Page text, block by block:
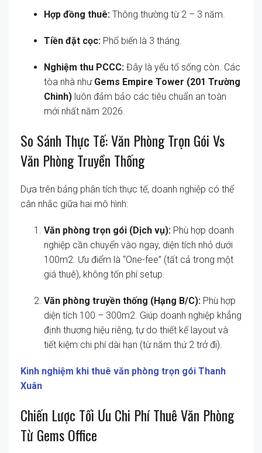
Hợp đồng thuê: Thông thường từ 2 – 3 năm.
Tiền đặt cọc: Phổ biến là 3 tháng.
Nghiệm thu PCCC: Đây là yếu tố sống còn. Các
tòa nhà như Gems Empire Tower (201 Trường
Chinh) luôn đảm bảo các tiêu chuẩn an toàn
mới nhất năm 2026.
So Sánh Thực Tế: Văn Phòng Trọn Gói Vs
Văn Phòng Truyền Thống
Dựa trên bảng phân tích thực tế, doanh nghiệp có thể
cân nhắc giữa hai mô hình:
Văn phòng trọn gói (Dịch vụ): Phù hợp doanh
nghiệp cần chuyển vào ngay, diện tích nhỏ dưới
100m2. Ưu điểm là “One-fee” (tất cả trong một
giá thuê), không tốn phí setup.
Văn phòng truyền thống (Hạng B/C): Phù hợp
diện tích 100 – 300m2. Giúp doanh nghiệp khẳng
định thương hiệu riêng, tự do thiết kế layout và
tiết kiệm chi phí dài hạn (từ năm thứ 2 trở đi).
Kinh nghiệm khi thuê văn phòng trọn gói Thanh
Xuân
Chiến Lược Tối Ưu Chi Phí Thuê Văn Phòng
Từ Gems Office